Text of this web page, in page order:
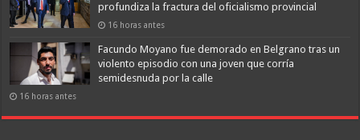
profundiza la fractura del oficialismo provincial
16 horas antes
Facundo Moyano fue demorado en Belgrano tras un
violento episodio con una joven que corría
semidesnuda por la calle
16 horas antes